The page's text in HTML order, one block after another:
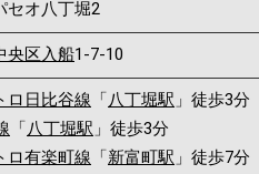
セオ八丁堀2
央区 入船1-7-10
ロ日比谷線 「八丁堀駅 」徒歩3分
「八丁堀駅 」徒歩3分
ロ有楽町線 「新富町駅 」徒歩7分